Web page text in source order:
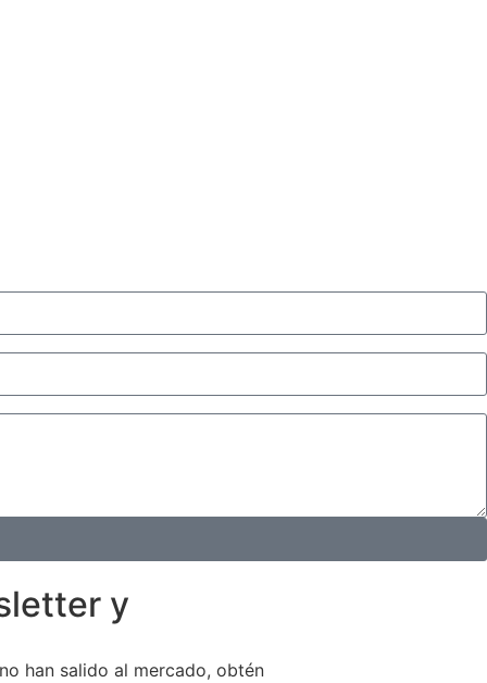
y
han salido al mercado, obtén